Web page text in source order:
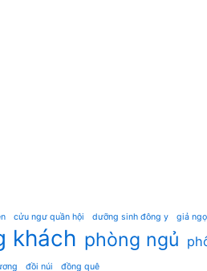
cửu ngư quần hội dưỡng sinh đông y giả
khách phòng ngủ
đồi núi đồng quê